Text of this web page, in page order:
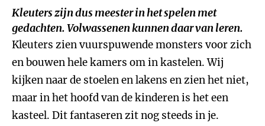
Kleuters zijn dus meester in het spelen met
gedachten. Volwassenen kunnen daar van leren.
Kleuters zien vuurspuwende monsters voor zich
en bouwen hele kamers om in kastelen. Wij
kijken naar de stoelen en lakens en zien het niet,
maar in het hoofd van de kinderen is het een
kasteel. Dit fantaseren zit nog steeds in je.